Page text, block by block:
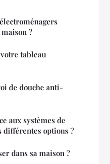
?
tableau
de douche anti-
aux systèmes de
différentes options ?
dans sa maison ?